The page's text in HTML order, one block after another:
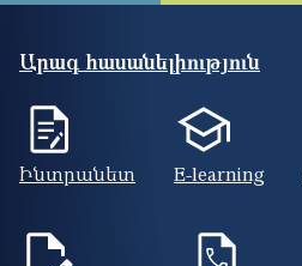
Արագ հասանելիություն
Ինտրանետ E-learning